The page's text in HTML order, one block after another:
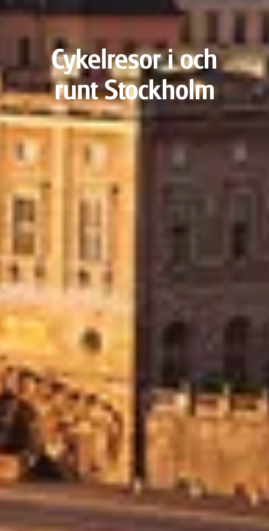
Cykelresor i och
runt Stockholm